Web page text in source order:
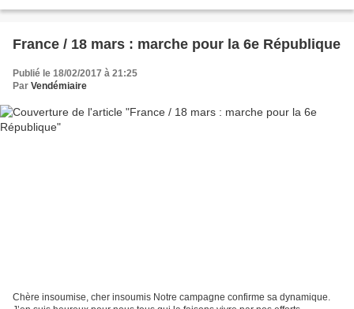
France / 18 mars : marche pour la 6e République
Publié le 18/02/2017 à 21:25
Par Vendémiaire
Chère insoumise, cher insoumis Notre campagne confirme sa dynamique.